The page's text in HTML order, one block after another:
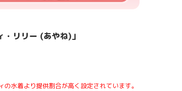
・リリー (あやね)」
水着より提供割合が高く設定されています。